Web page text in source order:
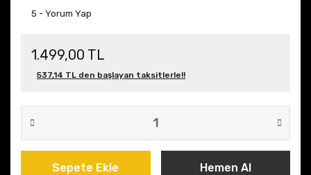
5 - Yorum Yap
1.499,00 TL
537,14 TL den başlayan taksitlerle!!
Sepete Ekle Hemen Al